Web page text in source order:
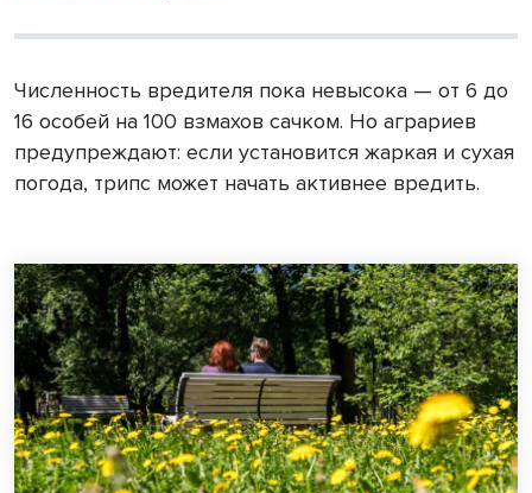
Численность вредителя пока невысока — от 6 до
16 особей на 100 взмахов сачком. Но аграриев
предупреждают: если установится жаркая и сухая
погода, трипс может начать активнее вредить.